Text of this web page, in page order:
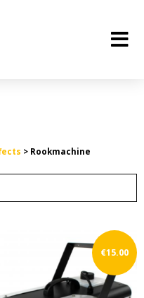
> Rookmachine
€15.00